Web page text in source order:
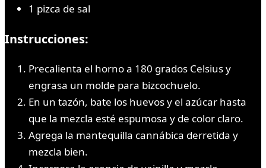
1 pizca de sal
Instrucciones:
Precalienta el horno a 180 grados Celsius y
engrasa un molde para bizcochuelo.
En un tazón, bate los huevos y el azúcar hasta
que la mezcla esté espumosa y de color claro.
Agrega la mantequilla cannábica derretida y
mezcla bien.